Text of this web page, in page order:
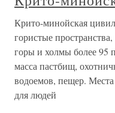
Крито-минойская
гористые
горы и холмы более 95
масса пастбищ,
водоемов, пещер.
для людей